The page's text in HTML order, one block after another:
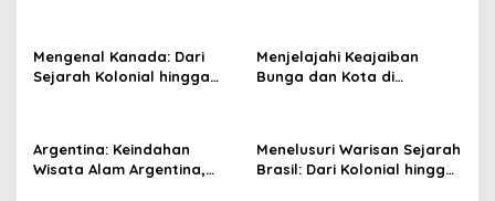
Mengenal Kanada: Dari
Sejarah Kolonial hingga
Menjelajahi Keajaiban
Bunga dan Kota di
Argentina: Keindahan
Wisata Alam Argentina,
Menelusuri Warisan Sejarah
Brasil: Dari Kolonial hingga